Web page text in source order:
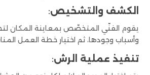
الكشف والتشخيص:
يقوم الفنّي المتخصّص بمعاينة المكان
وأسباب وجودها، ثم اختيار خطة العمل
تنفيذ عملية الرش: